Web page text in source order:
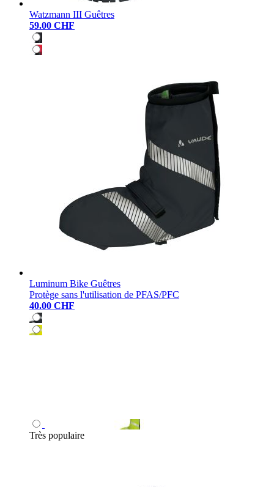
Watzmann III Guêtres
59.00 CHF
Luminum Bike Guêtres
Protège sans l'utilisation de PFAS/PFC
40.00 CHF
Très populaire